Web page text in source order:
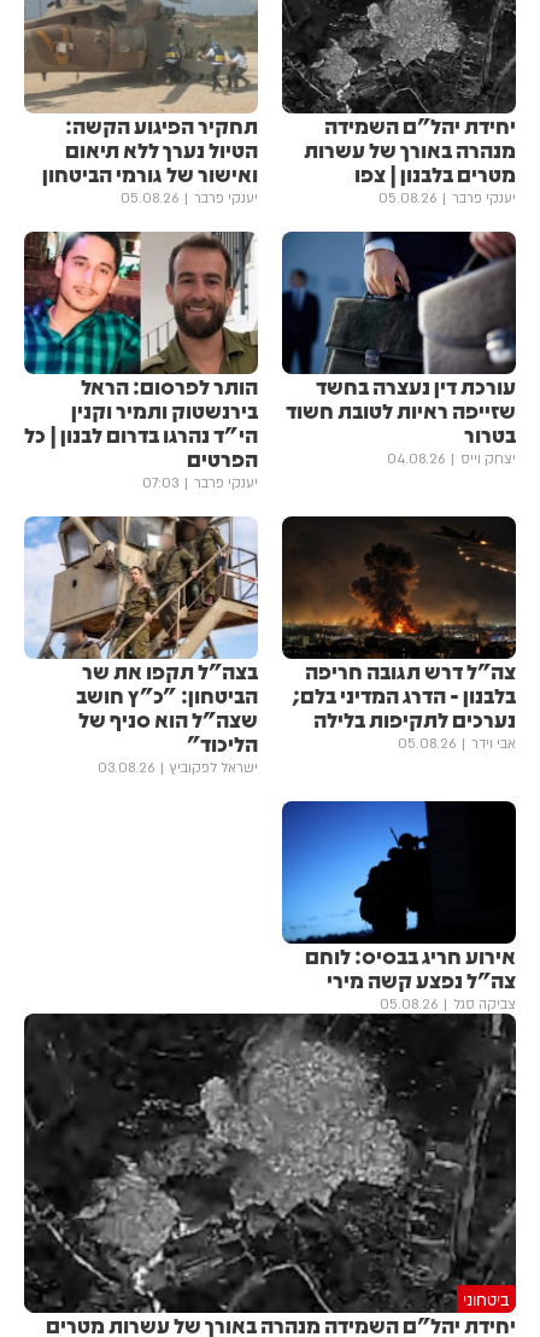
יחידת יהל״ם השמידה
מנהרה באורך של עשרות
מטרים בלבנון | צפו
יענקי פרבר 05.08.26
תחקיר הפיגוע הקשה:
הטיול נערך ללא תיאום
ואישור של גורמי הביטחון
יענקי פרבר 05.08.26
עורכת דין נעצרה בחשד
שזייפה ראיות לטובת חשוד
בטרור
יצחק וייס 04.08.26
הותר לפרסום: הראל
בירנשטוק ותמיר וקנין
הי"ד נהרגו בדרום לבנון | כל
הפרטים
יענקי פרבר 07:03
צה"ל דרש תגובה חריפה
בלבנון - הדרג המדיני בלם;
נערכים לתקיפות בלילה
אבי וידר 05.08.26
בצה"ל תקפו את שר
הביטחון: "כ"ץ חושב
שצה"ל הוא סניף של
הליכוד"
ישראל לפקוביץ 03.08.26
אירוע חריג בבסיס: לוחם
צה"ל נפצע קשה מירי
צביקה סגל 05.08.26
ביטחוני
יחידת יהל״ם השמידה מנהרה באורך של עשרות מטרים